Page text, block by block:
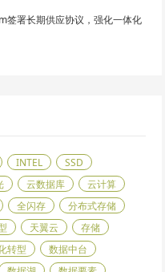
签署长期供应协议，强化一体化
INTEL
SSD
云数据库
云计算
全闪存
分布式存储
天翼云
存储
转型
数据中台